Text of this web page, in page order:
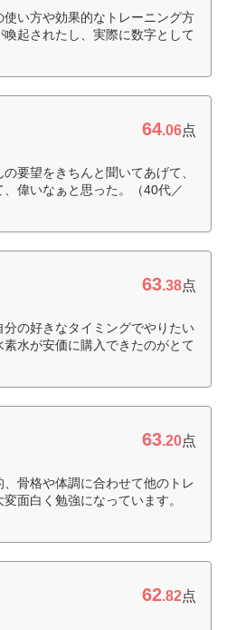
い方や効果的なトレーニング方
起されたし、実際に数字として
64.06点
要望をきちんと聞いてあげて、
偉いなぁと思った。（40代／
63.38点
の好きなタイミングでやりたい
水が安価に購入できたのがとて
63.20点
骨格や体調に合わせて他のトレ
面白く勉強になっています。
62.82点